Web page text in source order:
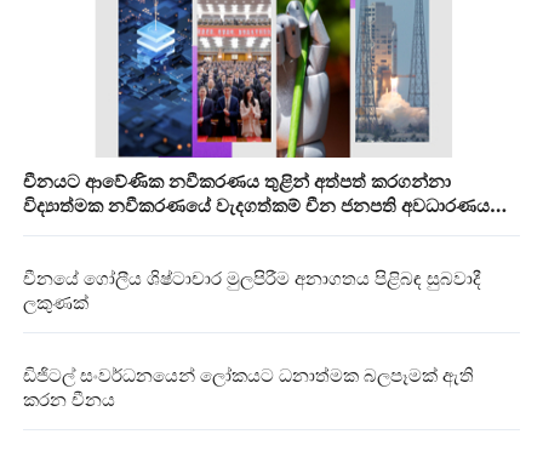
චීනයට ආවේණික නවීකරණය තුළින් අත්පත් කරගන්නා
විද්‍යාත්මක නවීකරණයේ වැදගත්කම් චීන ජනපති අවධාරණය
චීනයේ ගෝලීය ශිෂ්ටාචාර මුලපිරීම අනාගතය පිළිබඳ සුබවාදී
ලකුණක්
ඩිජිටල් සංවර්ධනයෙන් ලෝකයට ධනාත්මක බලපෑමක් ඇති
කරන චීනය